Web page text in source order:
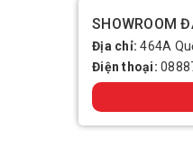
SHOWROOM
Địa chỉ:464A
Điện thoại: